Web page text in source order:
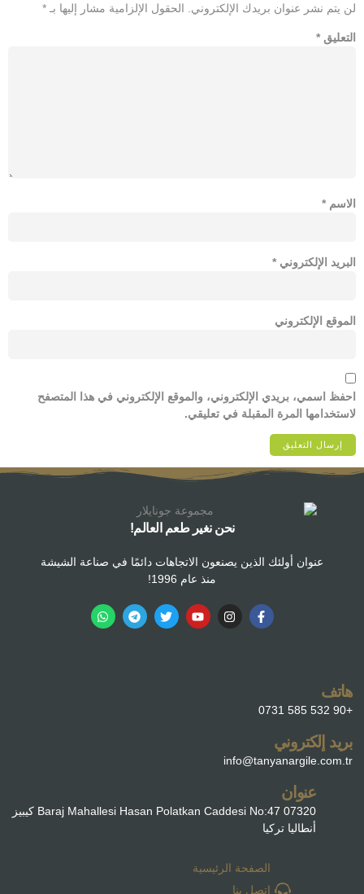
لن يتم نشر عنوان بريدك الإلكتروني. الحقول الإلزامية مشار إليها بـ *
التعليق *
الاسم *
البريد الإلكتروني *
الموقع الإلكتروني
احفظ اسمي، بريدي الإلكتروني، والموقع الإلكتروني في هذا المتصفح
لاستخدامها المرة المقبلة في تعليقي.
نحن نغير طعم العالم!
عنوان أولئك الذين يصنعون الاتجاهات دائمًا في صناعة الشيشة
منذ عام 1996!
هاتف
+90 532 585 0731
بريد إلكتروني
info@tanyanargile.com.tr
عنوان
Baraj Mahallesi Hasan Polatkan Caddesi No:47 07320 كيبيز
أنطاليا تركيا
الصفحة الرئيسية
اتصل بنا